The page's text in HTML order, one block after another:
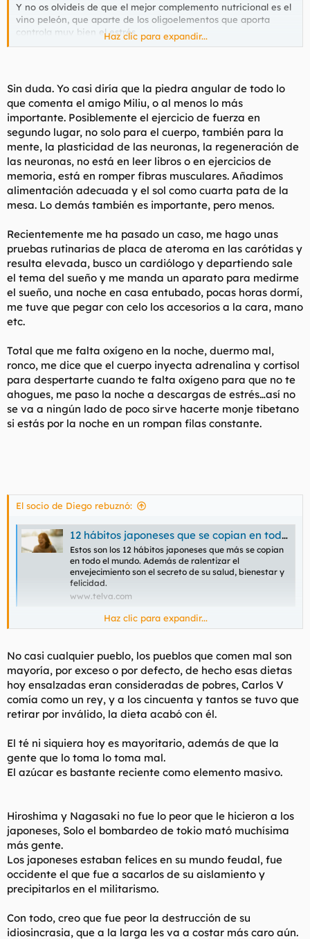
Y no os olvideis de que el mejor complemento nutricional es el
vino peleón, que aparte de los oligoelementos que aporta
controla muy bien el estrés.Haz clic para expandir...
Sin duda. Yo casi diría que la piedra angular de todo lo
que comenta el amigo Miliu, o al menos lo más
importante. Posiblemente el ejercicio de fuerza en
segundo lugar, no solo para el cuerpo, también para la
mente, la plasticidad de las neuronas, la regeneración de
las neuronas, no está en leer libros o en ejercicios de
memoria, está en romper fibras musculares. Añadimos
alimentación adecuada y el sol como cuarta pata de la
mesa. Lo demás también es importante, pero menos.
Recientemente me ha pasado un caso, me hago unas
pruebas rutinarias de placa de ateroma en las carótidas y
resulta elevada, busco un cardiólogo y departiendo sale
el tema del sueño y me manda un aparato para medirme
el sueño, una noche en casa entubado, pocas horas dormí,
me tuve que pegar con celo los accesorios a la cara, mano
etc.
Total que me falta oxígeno en la noche, duermo mal,
ronco, me dice que el cuerpo inyecta adrenalina y cortisol
para despertarte cuando te falta oxígeno para que no te
ahogues, me paso la noche a descargas de estrés…así no
se va a ningún lado de poco sirve hacerte monje tibetano
si estás por la noche en un rompan filas constante.
El socio de Diego rebuznó:
12 hábitos japoneses que se copian en todo el mundo porque son la clave de su longevidad y felicidad
Estos son los 12 hábitos japoneses que más se copian
en todo el mundo. Además de ralentizar el
envejecimiento son el secreto de su salud, bienestar y
felicidad.
www.telva.com
Nihon como la panacea cultural para los occidentales, a pesar
Corea.
Pobrecitos, fueron usados por USA como campo de pruebas
para la bomba atómica contra la población civil de Hiroshima y
Nagasaki.
Tal sacrificio de vidas humanas dará compensación a una
deuda inasumible para toda la historia de la humanidad.
https://www.telva.com/bienestar/2026/05/02/69f3682602136e4
4418b45a3.html
Tópicos que ya tenía en sus costumbres casi cualquier pueblo
drogas, incluidas legales como tabaco y alcohol, la violencia
salvo en las artes marciales olímpicas, la contaminación, la
radiación, dormir siesta, proteger a la familia, no abandonar ni
a niños ni a ancianos.
Haz clic para expandir...
No casi cualquier pueblo, los pueblos que comen mal son
mayoría, por exceso o por defecto, de hecho esas dietas
hoy ensalzadas eran consideradas de pobres, Carlos V
comía como un rey, y a los cincuenta y tantos se tuvo que
retirar por inválido, la dieta acabó con él.
El té ni siquiera hoy es mayoritario, además de que la
gente que lo toma lo toma mal.
El azúcar es bastante reciente como elemento masivo.
Hiroshima y Nagasaki no fue lo peor que le hicieron a los
japoneses, Solo el bombardeo de tokio mató muchísima
más gente.
Los japoneses estaban felices en su mundo feudal, fue
occidente el que fue a sacarlos de su aislamiento y
precipitarlos en el militarismo.
Con todo, creo que fue peor la destrucción de su
idiosincrasia, que a la larga les va a costar más caro aún.